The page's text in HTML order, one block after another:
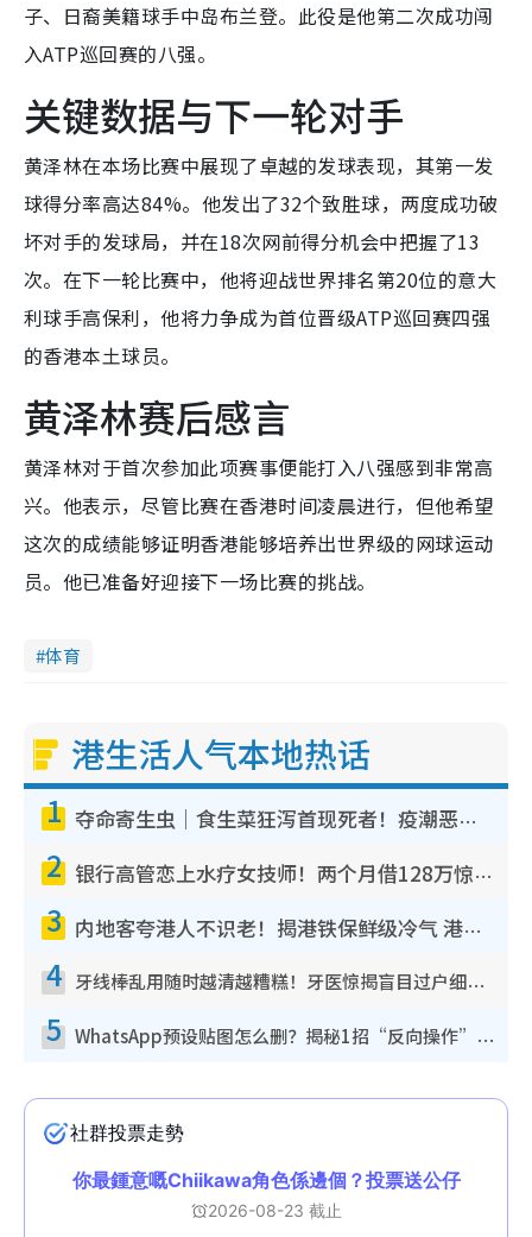
子、日裔美籍球手中岛布兰登。此役是他第二次成功闯
入ATP巡回赛的八强。
关键数据与下一轮对手
黄泽林在本场比赛中展现了卓越的发球表现，其第一发
球得分率高达84%。他发出了32个致胜球，两度成功破
坏对手的发球局，并在18次网前得分机会中把握了13
次。在下一轮比赛中，他将迎战世界排名第20位的意大
利球手高保利，他将力争成为首位晋级ATP巡回赛四强
的香港本土球员。
黄泽林赛后感言
黄泽林对于首次参加此项赛事便能打入八强感到非常高
兴。他表示，尽管比赛在香港时间凌晨进行，但他希望
这次的成绩能够证明香港能够培养出世界级的网球运动
员。他已准备好迎接下一场比赛的挑战。
体育
港生活人气本地热话
1 夺命寄生虫｜食生菜狂泻首现死者！疫潮恶化录1.8万宗病例 揭洗菜3大谬误
2 银行高管恋上水疗女技师！两个月借128万惊觉“沉船”沉落火海 揭背后疑似邪教操控卖淫
3 内地客夸港人不识老！揭港铁保鲜级冷气 港人求放过：别投诉
4 牙线棒乱用随时越清越糟糕！牙医惊揭盲目过户细菌恐致蛀牙：这种才是日常真保养
5 WhatsApp预设贴图怎么删？揭秘1招“反向操作”还原简洁界面 附3步实测教程